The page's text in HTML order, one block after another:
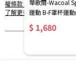
權條款
」之 Cookie 聲明
用條款之 Cookie 聲明使
了解更多 >